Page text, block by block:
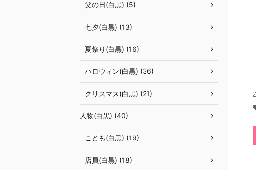
父の日(白黒) (5)
七夕(白黒) (13)
夏祭り(白黒) (16)
ハロウィン(白黒) (36)
クリスマス(白黒) (21)
人物(白黒) (40)
こども(白黒) (19)
店員(白黒) (18)